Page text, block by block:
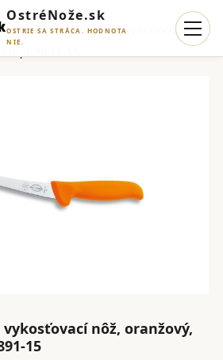
OstréNože.sk
OSTRIE SA STRÁCA. HODNOTA
NIE.
MasterGrip, vykosťovací nôž,
82891-15
nôž, oranžový,
15